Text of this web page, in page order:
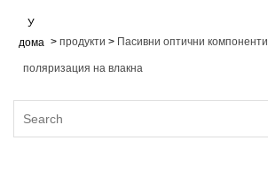
У
дома > продукти > Пасивни оптични компоненти
поляризация на влакна